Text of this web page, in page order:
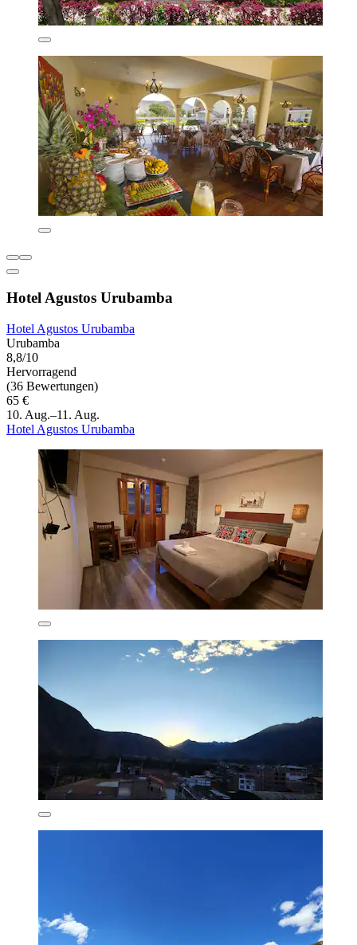
Hotel Agustos Urubamba
Hotel Agustos Urubamba
Urubamba
8,8/10
Hervorragend
(36 Bewertungen)
65 €
10. Aug.–11. Aug.
Hotel Agustos Urubamba